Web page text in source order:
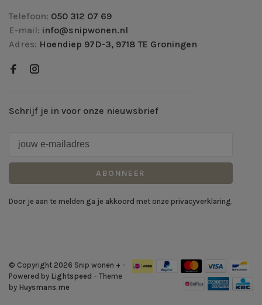
Telefoon: 050 312 07 69
E-mail: info@snipwonen.nl
Adres: Hoendiep 97D-3, 9718 TE Groningen
Schrijf je in voor onze nieuwsbrief
ABONNEER
Door je aan te melden ga je akkoord met onze privacyverklaring.
© Copyright 2026 Snip wonen + -
Powered by Lightspeed - Theme
by Huysmans.me